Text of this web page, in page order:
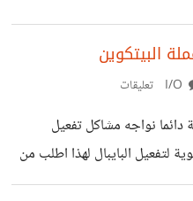
البيتكوين
دائما نواجه مشاكل تفعيل
لتفعيل البايبال لهذا اطلب من
في شأن اضافة خاصية لدفع